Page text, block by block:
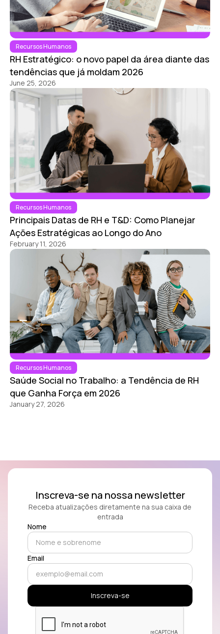
Recursos Humanos
RH Estratégico: o novo papel da área diante das
tendências que já moldam 2026
June 25, 2026
Recursos Humanos
Principais Datas de RH e T&D: Como Planejar
Ações Estratégicas ao Longo do Ano
February 11, 2026
Recursos Humanos
Saúde Social no Trabalho: a Tendência de RH
que Ganha Força em 2026
January 27, 2026
Inscreva-se na nossa newsletter
Receba atualizações diretamente na sua caixa de
entrada
Nome
Email